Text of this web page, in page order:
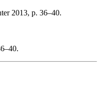
2013, p. 36–40.